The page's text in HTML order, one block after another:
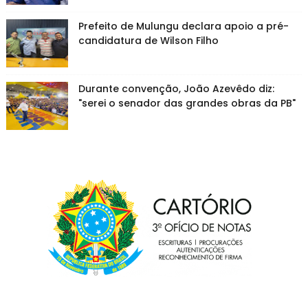
Prefeito de Mulungu declara apoio a pré-
candidatura de Wilson Filho
Durante convenção, João Azevêdo diz:
"serei o senador das grandes obras da PB"